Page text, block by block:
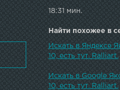
18:31 мин.
Найти похожее в
Искать в Яндексе
10, есть тут. Ralliart.
Искать в Google
10, есть тут. Ralliart.